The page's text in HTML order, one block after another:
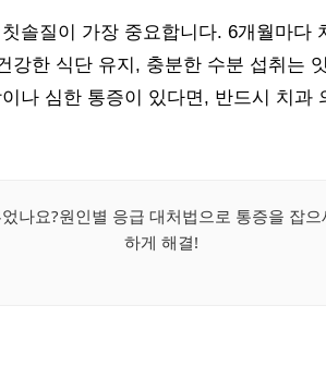
솔질이 가장 중요합니다. 6개월마다
강한 식단 유지, 충분한 수분 섭취는
나 심한 통증이 있다면, 반드시 치과
나요?원인별 응급 대처법으로 통증을 잡
하게 해결!